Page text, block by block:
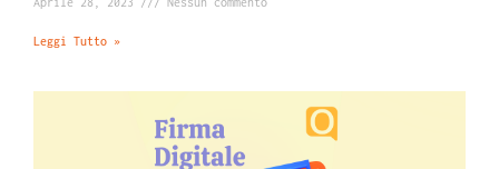
Leggi Tutto »